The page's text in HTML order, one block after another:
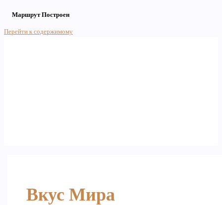
Маршрут Построен
Перейти к содержимому
Вкус Мира